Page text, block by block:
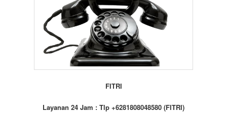
FITRI
Layanan 24 Jam : Tlp +6281808048580 (FITRI)